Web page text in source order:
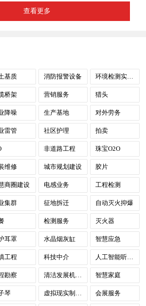
查看更多
基质 消防报警设备
桥架 营销服务 猎头
降噪 生产基地 对外劳务
雷管 社区护理 拍卖
非道路工程 珠宝O2O
维修 城市规划建设 胶片
商圈建设 电感业务 工程检测
集群 征地拆迁 自动灭火抑爆
检测服务 灭火器
耳罩 水晶烟灰缸 智慧应急
工程 科技中介
勘察 清洁发展机制(CDM) 智慧家庭
琴 会展服务